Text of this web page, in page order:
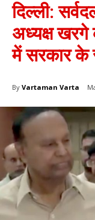
दिल्ली:
अध्यक्ष खरगे
में सरकार के
By Vartaman Varta